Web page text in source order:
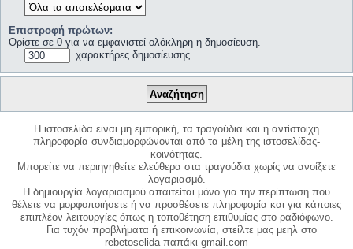
Επιστροφή πρώτων:
Ορίστε σε 0 για να εμφανιστεί ολόκληρη η δημοσίευση.
χαρακτήρες δημοσίευσης
Η ιστοσελίδα είναι μη εμπορική, τα τραγούδια και η αντίστοιχη
πληροφορία συνδιαμορφώνονται από τα μέλη της ιστοσελίδας-
κοινότητας.
Μπορείτε να περιηγηθείτε ελεύθερα στα τραγούδια χωρίς να ανοίξετε
λογαριασμό.
Η δημιουργία λογαριασμού απαιτείται μόνο για την περίπτωση που
θέλετε να μορφοποιήσετε ή να προσθέσετε πληροφορία και για κάποιες
επιπλέον λειτουργίες όπως η τοποθέτηση επιθυμίας στο ραδιόφωνο.
Για τυχόν προβλήματα ή επικοινωνία, στείλτε μας μεηλ στο
rebetoselida παπάκι gmail.com